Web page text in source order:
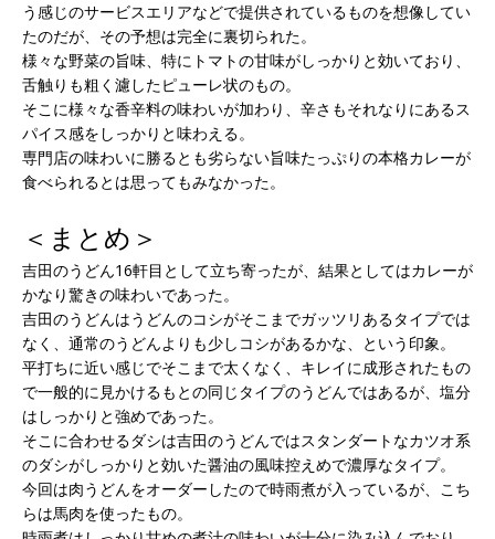
う感じのサービスエリアなどで提供されているものを想像してい
たのだが、その予想は完全に裏切られた。
様々な野菜の旨味、特にトマトの甘味がしっかりと効いており、
舌触りも粗く濾したピューレ状のもの。
そこに様々な香辛料の味わいが加わり、辛さもそれなりにあるス
パイス感をしっかりと味わえる。
専門店の味わいに勝るとも劣らない旨味たっぷりの本格カレーが
食べられるとは思ってもみなかった。
＜まとめ＞
吉田のうどん16軒目として立ち寄ったが、結果としてはカレーが
かなり驚きの味わいであった。
吉田のうどんはうどんのコシがそこまでガッツリあるタイプでは
なく、通常のうどんよりも少しコシがあるかな、という印象。
平打ちに近い感じでそこまで太くなく、キレイに成形されたもの
で一般的に見かけるもとの同じタイプのうどんではあるが、塩分
はしっかりと強めであった。
そこに合わせるダシは吉田のうどんではスタンダートなカツオ系
のダシがしっかりと効いた醤油の風味控えめで濃厚なタイプ。
今回は肉うどんをオーダーしたので時雨煮が入っているが、こち
らは馬肉を使ったもの。